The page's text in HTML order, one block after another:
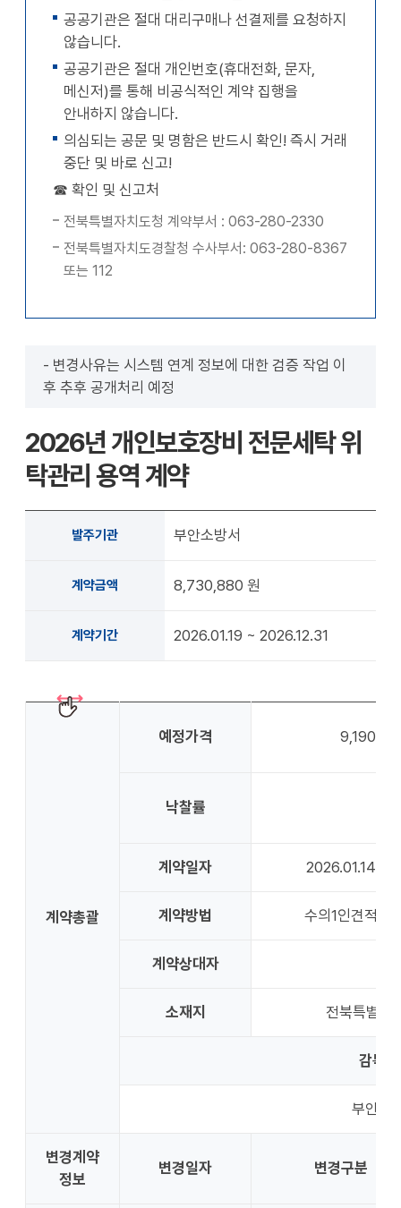
공공기관은 절대 대리구매나 선결제를 요청하지
않습니다.
공공기관은 절대 개인번호(휴대전화, 문자,
메신저)를 통해 비공식적인 계약 집행을
안내하지 않습니다.
의심되는 공문 및 명함은 반드시 확인! 즉시 거래
중단 및 바로 신고!
☎ 확인 및 신고처
전북특별자치도청 계약부서 : 063-280-2330
전북특별자치도경찰청 수사부서: 063-280-8367
또는 112
- 변경사유는 시스템 연계 정보에 대한 검증 작업 이
후 추후 공개처리 예정
2026년 개인보호장비 전문세탁 위
탁관리 용역 계약
발주기관 부안소방서
계약금액 8,730,880 원
계약기간 2026.01.19 ~ 2026.12.31
계약총괄
예정가격
낙찰률
계약일자 2026.01.14
계약방법 수의1인견적
계약상대자
소재지 전북특별자
감독
부안소
변경계약
정보
변경일자 변경구분